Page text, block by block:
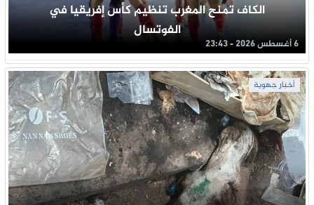
الكاف تمنح المغرب تنظيم كأس إفريقيا في
الفوتسال
6 أغسطس 2026 - 23:43
أخبار جهوية